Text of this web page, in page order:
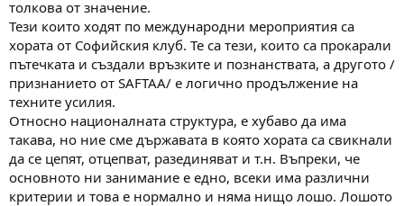
толкова от значение.
Тези които ходят по международни мероприятия са
хората от Софийския клуб. Те са тези, които са прокарали
пътечката и създали връзките и познанствата, а другото /
признанието от SAFTAA/ е логично продължение на
техните усилия.
Относно националната структура, е хубаво да има
такава, но ние сме държавата в която хората са свикнали
да се цепят, отцепват, разединяват и т.н. Въпреки, че
основното ни занимание е едно, всеки има различни
критерии и това е нормално и няма нищо лошо. Лошото